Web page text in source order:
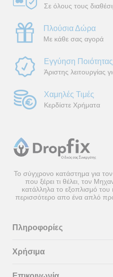
Σε όλους τους
Πλούσια Δώρα
Με κάθε σας αγορά
Εγγύηση Ποιότητας
Άριστης λειτουργίας
Χαμηλές Τιμές
Κερδίστε Χρήματα
Το σύγχρονο κατάστημα για
που ξέρει τι θέλει, τον
κατάλληλα το εξοπλισμό του
περισσότερο απο ένα απλό
Πληροφορίες
Χρήσιμα